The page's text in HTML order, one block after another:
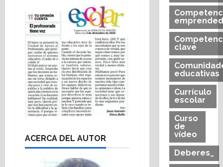
ACERCA DEL AUTOR
clave
educativas
Currículo
escolar
Curso
de
vídeo
Deberes_